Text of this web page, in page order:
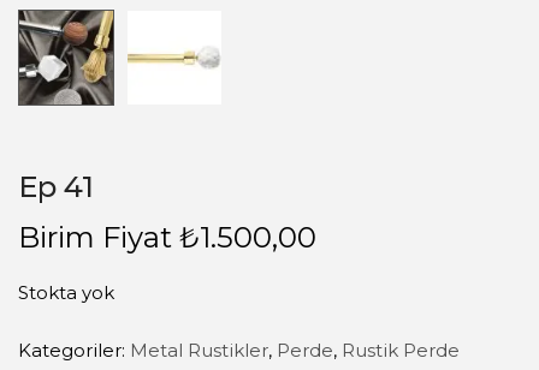
Ep 41
Birim Fiyat ₺1.500,00
Stokta yok
Kategoriler: Metal Rustikler, Perde, Rustik Perde